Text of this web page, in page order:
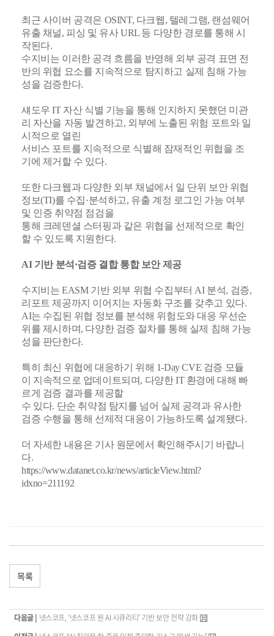
최근 사이버 공격은 OSINT, 다크웹, 텔레그램, 랜섬웨어
유출 채널, 피싱 및 유사 URL 등 다양한 경로를 통해 시
작된다.
수지비는 이러한 공격 흐름을 반영해 외부 공격 표면 전
반의 위협 요소를 지속적으로 탐지하고 실제 침해 가능
성을 검증한다.
섀도우 IT 자산 식별 기능을 통해 인지하지 못했던 미관
리 자산을 자동 발견하고, 외부에 노출된 위험 포트와 일
시적으로 열린
서비스 포트를 지속적으로 식별해 잠재적인 위협을 조
기에 제거할 수 있다.
또한 다크웹과 다양한 외부 채널에서 일 단위 보안 위협
정보(TI)를 수집·분석하고, 유출 계정 로그인 가능 여부
및 인증 취약점 점검을
통해 크레덴셜 스터핑과 같은 위협을 선제적으로 확인
할 수 있도록 지원한다.
AI 기반 분석·검증 결합 통합 보안 제공
수지비는 EASM 기반 외부 위협 수집부터 AI 분석, 검증,
리포트 제공까지 이어지는 자동화 구조를 갖추고 있다.
AI는 수집된 위협 정보를 분석해 위험도와 대응 우선순
위를 제시하며, 다양한 검증 절차를 통해 실제 침해 가능
성을 판단한다.
특히 최신 위협에 대응하기 위해 1-Day CVE 검증 모듈
이 지속적으로 업데이트되며, 다양한 IT 환경에 대해 빠
르게 검증 결과를 제공할
수 있다. 단순 취약점 탐지를 넘어 실제 공격과 유사한
검증 수행을 통해 선제적 대응이 가능하도록 설계됐다.
더 자세한 내용은 기사 원문에서 확인해주시기 바랍니
다.
https://www.datanet.co.kr/news/articleView.html?
idxno=211192
목록
다음글 | 넷스코프, ‘넷스코프 원 AI 시큐리티’ 기반 보안 전략 강화